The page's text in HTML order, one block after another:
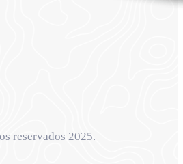
reservados 2025.